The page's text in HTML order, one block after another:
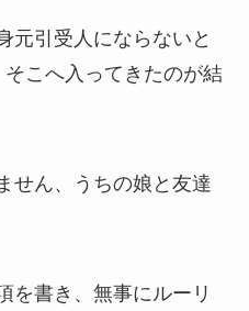
元引受人にならないと
こへ入ってきたのが結
せん、うちの娘と友達
を書き、無事にルーリ